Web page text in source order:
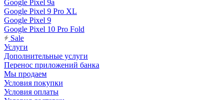
Google Pixel 9a
Google Pixel 9 Pro XL
Google Pixel 9
Google Pixel 10 Pro Fold
Sale
Услуги
Дополнительные услуги
Перенос приложений банка
Мы продаем
Условия покупки
Условия оплаты